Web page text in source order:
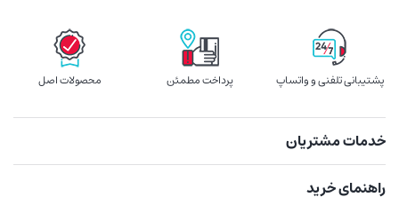
پشتیبانی تلفنی و واتساپ پرداخت مطمئن محصولات اصل
خدمات مشتریان
راهنمای خرید